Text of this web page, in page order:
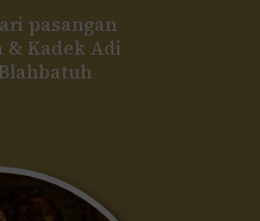
pasangan
& Kadek Adi